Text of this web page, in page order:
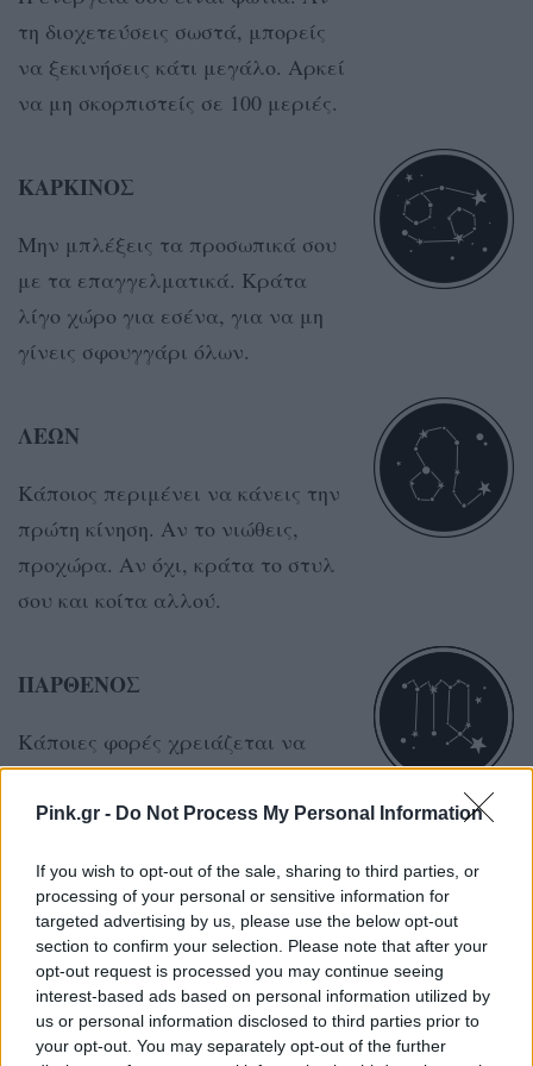
Pink.gr - Do Not Process My Personal Information
If you wish to opt-out of the sale, sharing to third parties, or
processing of your personal or sensitive information for
targeted advertising by us, please use the below opt-out
section to confirm your selection. Please note that after your
opt-out request is processed you may continue seeing
interest-based ads based on personal information utilized by
us or personal information disclosed to third parties prior to
your opt-out. You may separately opt-out of the further
τη διοχετεύσεις σωστά, μπορείς
να ξεκινήσεις κάτι μεγάλο. Αρκεί
να μη σκορπιστείς σε 100 μεριές.
ΚΑΡΚΙΝΟΣ
Μην μπλέξεις τα προσωπικά σου
με τα επαγγελματικά. Κράτα
λίγο χώρο για εσένα, για να μη
γίνεις σφουγγάρι όλων.
ΛΕΩΝ
Κάποιος περιμένει να κάνεις την
πρώτη κίνηση. Αν το νιώθεις,
προχώρα. Αν όχι, κράτα το στυλ
σου και κοίτα αλλού.
ΠΑΡΘΕΝΟΣ
Κάποιες φορές χρειάζεται να
χαλάσεις λίγο το πρόγραμμα για
να βρεις την ισορροπία σου. Μην
σου.
ΖΥΓΟΣ
Σήμερα σε τραβάνε σε δύο